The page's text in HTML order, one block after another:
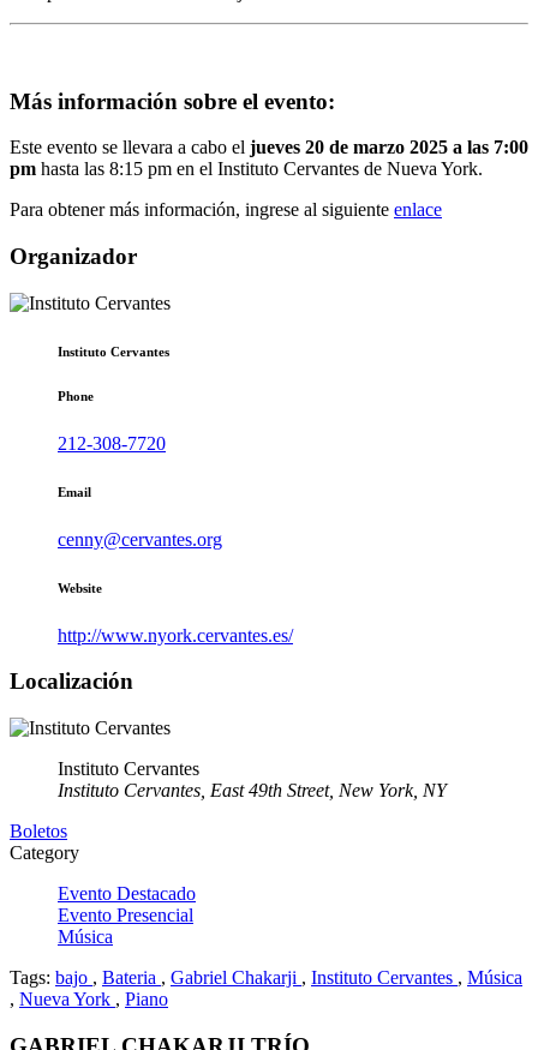
Más información sobre el evento:
Este evento se llevara a cabo el jueves 20 de marzo 2025 a las 7:00
pm hasta las 8:15 pm en el Instituto Cervantes de Nueva York.
Para obtener más información, ingrese al siguiente enlace
Organizador
Instituto Cervantes
Phone
212-308-7720
Email
cenny@cervantes.org
Website
http://www.nyork.cervantes.es/
Localización
Instituto Cervantes
Instituto Cervantes, East 49th Street, New York, NY
Boletos
Category
Evento Destacado
Evento Presencial
Música
Tags: bajo , Bateria , Gabriel Chakarji , Instituto Cervantes , Música
, Nueva York , Piano